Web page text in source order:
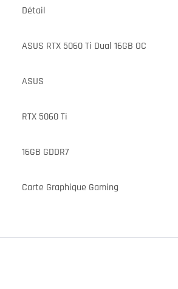
Détail
ASUS RTX 5060 Ti Dual 16GB OC
ASUS
RTX 5060 Ti
16GB GDDR7
Carte Graphique Gaming